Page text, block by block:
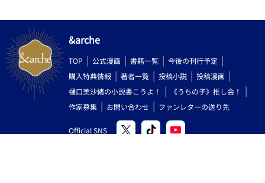
&arche
TOP 公式漫画 書籍一覧
今後の刊行予定
購入特典情報
著者一覧 投稿小説
投稿漫画
樋口美沙緒の小説書こうよ！
《うちの子》推し会！
作家募集
お問い合わせ ファンレターの送り先
Official SNS